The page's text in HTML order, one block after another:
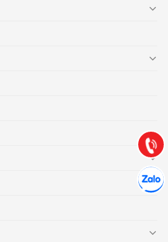
Gọi
(028) 22.166.144
Chát